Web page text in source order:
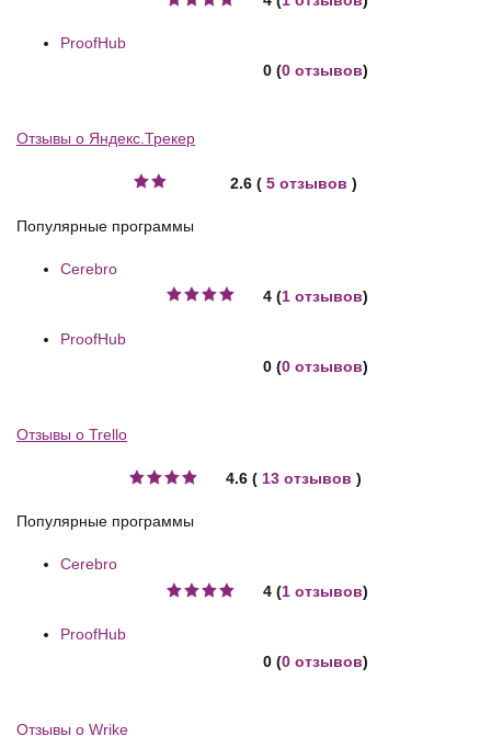
ProofHub
0 (0 отзывов)
Отзывы о Яндекс.Трекер
2.6 ( 5 отзывов )
Популярные программы
Cerebro
4 (1 отзывов)
ProofHub
0 (0 отзывов)
Отзывы о Trello
4.6 ( 13 отзывов )
Популярные программы
Cerebro
4 (1 отзывов)
ProofHub
0 (0 отзывов)
Отзывы о Wrike